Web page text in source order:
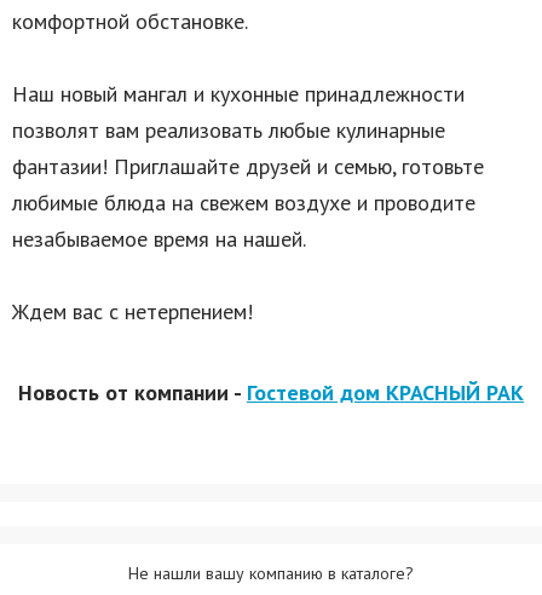
комфортной обстановке.
Наш новый мангал и кухонные принадлежности
позволят вам реализовать любые кулинарные
фантазии! Приглашайте друзей и семью, готовьте
любимые блюда на свежем воздухе и проводите
незабываемое время на нашей.
Ждем вас с нетерпением!
Новость от компании - Гостевой дом КРАСНЫЙ РАК
Не нашли вашу компанию в каталоге?